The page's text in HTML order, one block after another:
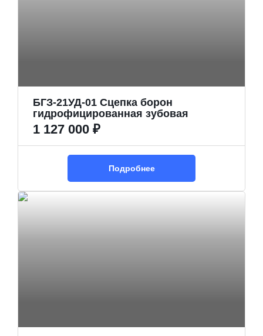
БГЗ-21УД-01 Сцепка борон
гидрофицированная зубовая
1 127 000 ₽
Подробнее